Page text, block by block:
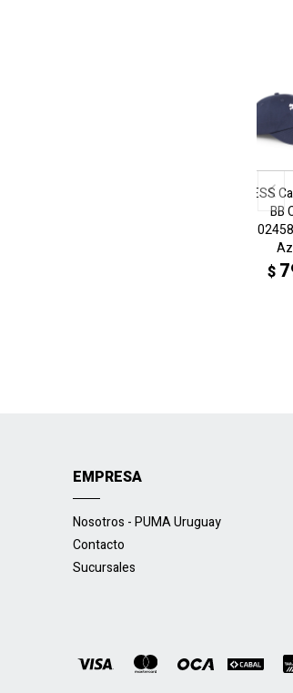
ESS
BB
$
EMPRESA
Nosotros - PUMA Uruguay
Contacto
Sucursales